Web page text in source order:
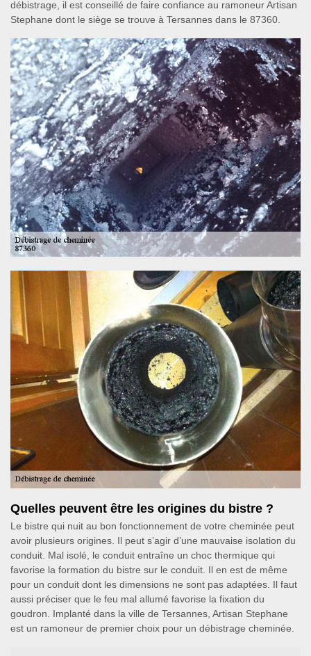
débistrage, il est conseillé de faire confiance au ramoneur Artisan
Stephane dont le siège se trouve à Tersannes dans le 87360.
Quelles peuvent être les origines du bistre ?
Le bistre qui nuit au bon fonctionnement de votre cheminée peut
avoir plusieurs origines. Il peut s’agir d’une mauvaise isolation du
conduit. Mal isolé, le conduit entraîne un choc thermique qui
favorise la formation du bistre sur le conduit. Il en est de même
pour un conduit dont les dimensions ne sont pas adaptées. Il faut
aussi préciser que le feu mal allumé favorise la fixation du
goudron. Implanté dans la ville de Tersannes, Artisan Stephane
est un ramoneur de premier choix pour un débistrage cheminée.